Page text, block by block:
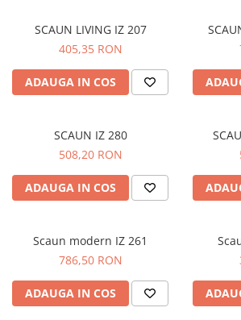
SCAUN LIVING IZ 207
405,35 RON
ADAUGA IN COS
SCAUN IZ 280
508,20 RON
ADAUGA IN COS
Scaun modern IZ 261
786,50 RON
ADAUGA IN COS